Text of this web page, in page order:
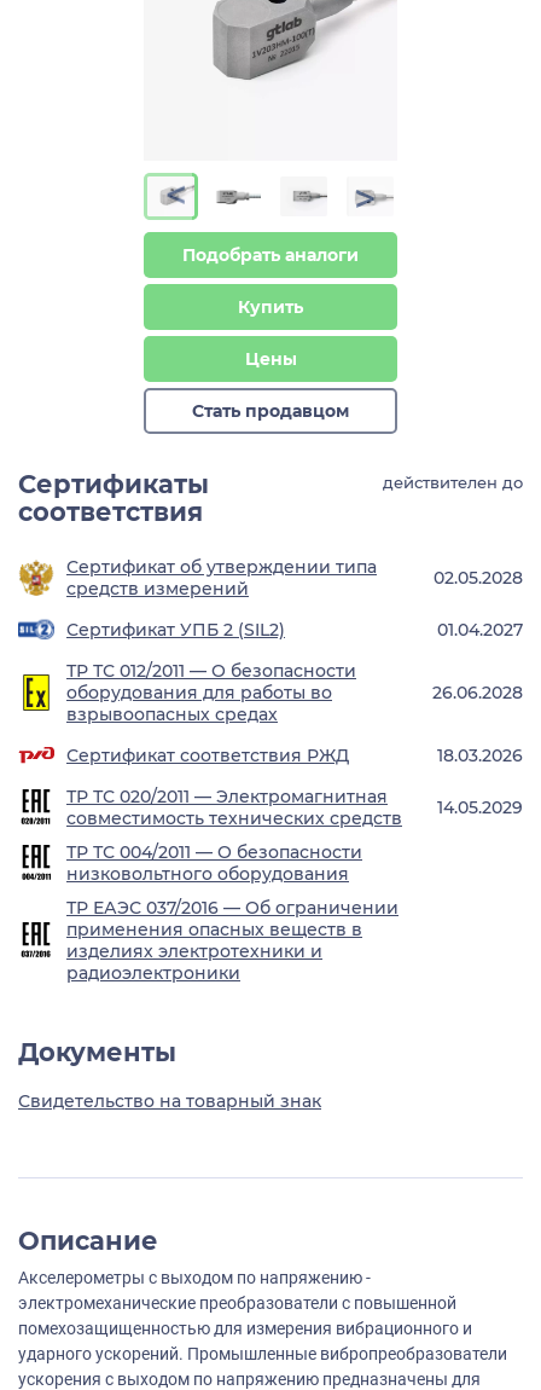
> >
Подобрать аналоги
Купить
Цены
Стать продавцом
Сертификаты
соответствия
действителен до
Сертификат об утверждении типа
средств измерений
02.05.2028
Сертификат УПБ 2 (SIL2)
01.04.2027
ТР ТС 012/2011 — О безопасности
оборудования для работы во
взрывоопасных средах
26.06.2028
Сертификат соответствия РЖД
18.03.2026
ТР ТС 020/2011 — Электромагнитная
совместимость технических средств
14.05.2029
ТР ТС 004/2011 — О безопасности
низковольтного оборудования
ТР ЕАЭС 037/2016 — Об ограничении
применения опасных веществ в
изделиях электротехники и
радиоэлектроники
Документы
Свидетельство на товарный знак
Описание
Акселерометры с выходом по напряжению -
электромеханические преобразователи с повышенной
помехозащищенностью для измерения вибрационного и
ударного ускорений. Промышленные вибропреобразователи
ускорения с выходом по напряжению предназначены для